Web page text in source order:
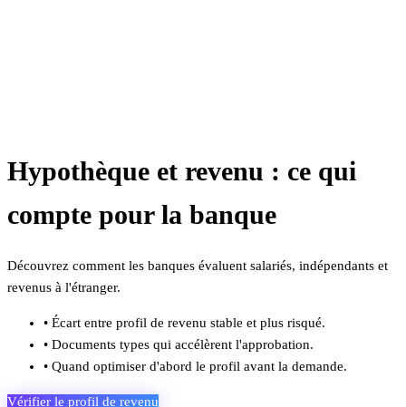
Hypothèque et revenu : ce qui
compte pour la banque
Découvrez comment les banques évaluent salariés, indépendants et
revenus à l'étranger.
• Écart entre profil de revenu stable et plus risqué.
• Documents types qui accélèrent l'approbation.
• Quand optimiser d'abord le profil avant la demande.
Vérifier le profil de revenu